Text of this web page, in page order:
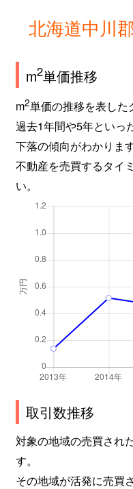
北海道中川
m2単価推移
m2単価の推移を表した
過去1年間や5年といっ
下落の傾向がわかります
不動産を売買するタイ
い。
取引数推移
対象の地域の売買され
す。
その地域が活発に売買